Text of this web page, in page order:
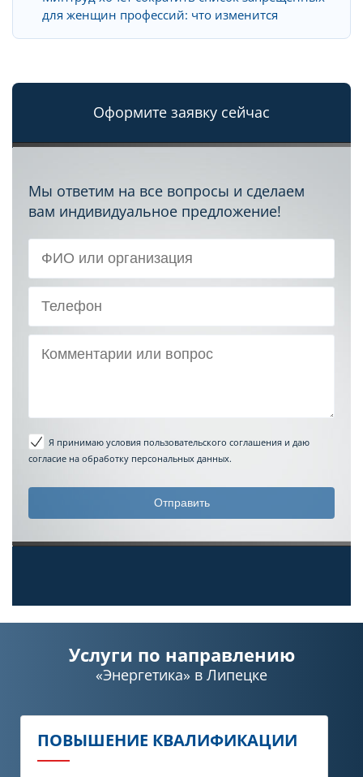
для женщин профессий: что изменится
Оформите заявку сейчас
Мы ответим на все вопросы и сделаем
вам индивидуальное предложение!
Я принимаю условия пользовательского соглашения и даю
согласие на обработку персональных данных.
Услуги по направлению
«Энергетика» в Липецке
ПОВЫШЕНИЕ КВАЛИФИКАЦИИ